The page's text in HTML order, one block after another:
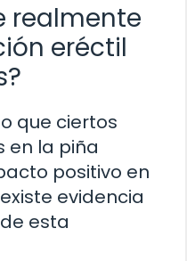
realmente
eréctil
que ciertos
en la piña
positivo en
evidencia
esta